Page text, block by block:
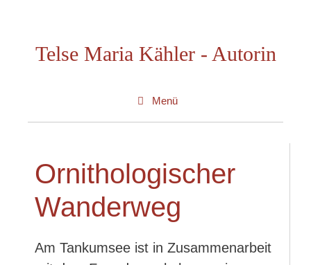
springenTelse Maria Kähler - Autorin
Menü
Ornithologischer
Wanderweg
Am Tankumsee ist in Zusammenarbeit